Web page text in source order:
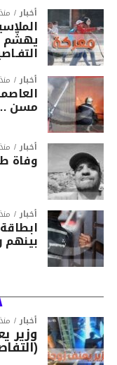
أخبار
يهشّم
أخبار
مسن …
أخبار
وفاة
أخبار
بينهم
أخبار
وزير